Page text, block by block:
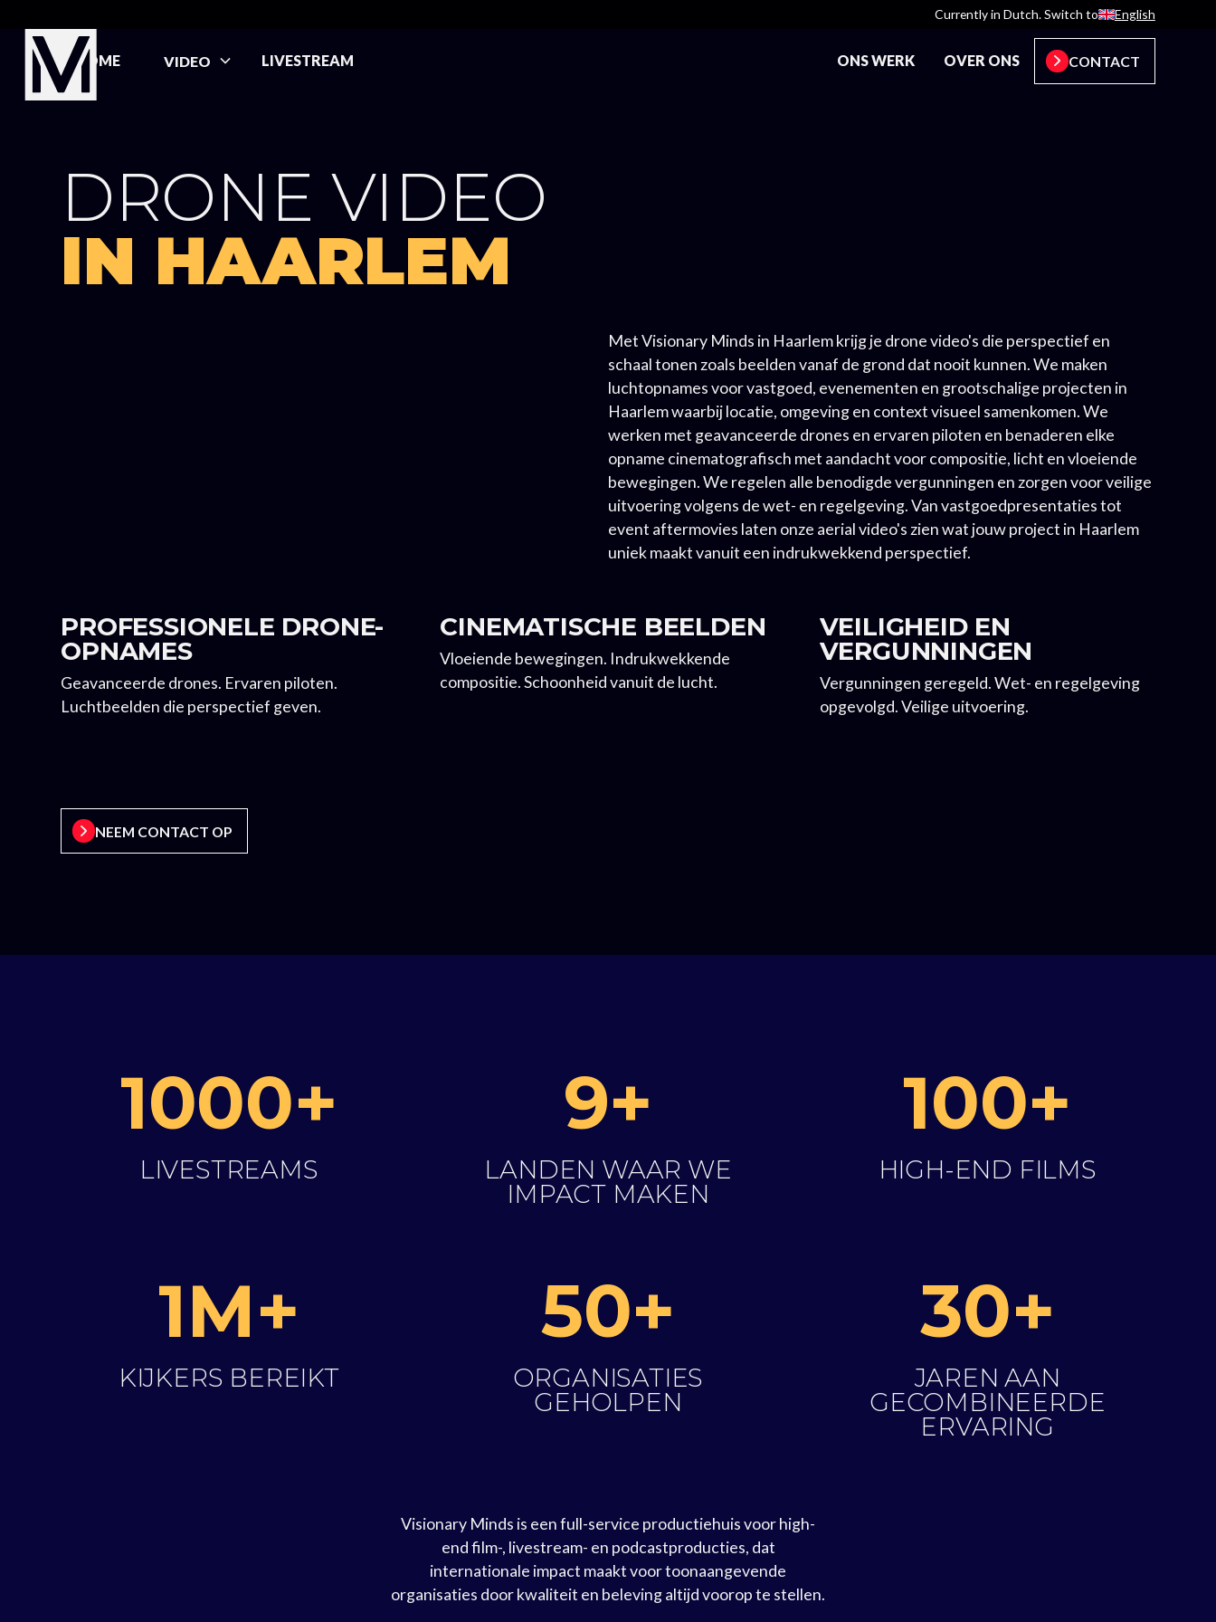
Currently in Dutch. Switch to English
HOME VIDEO LIVESTREAM ONS WERK OVER ONS CONTACT
DRONE VIDEO
IN HAARLEM
Met Visionary Minds in Haarlem krijg je drone video's die perspectief en
schaal tonen zoals beelden vanaf de grond dat nooit kunnen. We maken
luchtopnames voor vastgoed, evenementen en grootschalige projecten in
Haarlem waarbij locatie, omgeving en context visueel samenkomen. We
werken met geavanceerde drones en ervaren piloten en benaderen elke
opname cinematografisch met aandacht voor compositie, licht en vloeiende
bewegingen. We regelen alle benodigde vergunningen en zorgen voor veilige
uitvoering volgens de wet- en regelgeving. Van vastgoedpresentaties tot
event aftermovies laten onze aerial video's zien wat jouw project in Haarlem
uniek maakt vanuit een indrukwekkend perspectief.
PROFESSIONELE DRONE-
OPNAMES
Geavanceerde drones. Ervaren piloten.
Luchtbeelden die perspectief geven.
CINEMATISCHE BEELDEN
Vloeiende bewegingen. Indrukwekkende
compositie. Schoonheid vanuit de lucht.
VEILIGHEID EN
VERGUNNINGEN
Vergunningen geregeld. Wet- en regelgeving
opgevolgd. Veilige uitvoering.
NEEM CONTACT OP
1000+
LIVESTREAMS
9+
LANDEN WAAR WE
IMPACT MAKEN
100+
HIGH-END FILMS
1M+
KIJKERS BEREIKT
50+
ORGANISATIES
GEHOLPEN
30+
JAREN AAN
GECOMBINEERDE
ERVARING
Visionary Minds is een full-service productiehuis voor high-
end film-, livestream- en podcastproducties, dat
internationale impact maakt voor toonaangevende
organisaties door kwaliteit en beleving altijd voorop te stellen.